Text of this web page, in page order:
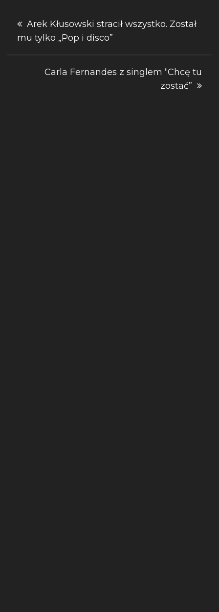
Nawigacja
wpisu
Arek Kłusowski stracił wszystko. Został
mu tylko „Pop i disco”
Carla Fernandes z singlem “Chcę tu
zostać”